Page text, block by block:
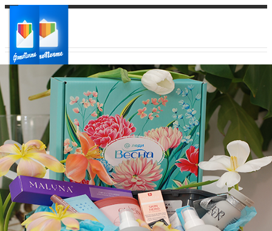
Ваш город:
Ваш регион доставки
Выберите из списка: